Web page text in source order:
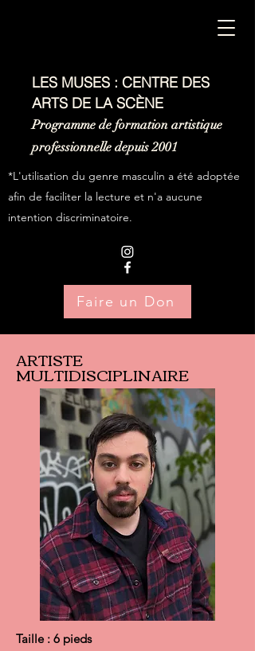
LES MUSES : CENTRE DES
ARTS DE LA SCÈNE
Programme de formation artistique
professionnelle depuis 2001
*L'utilisation du genre masculin a été adoptée
afin de faciliter la lecture et n'a aucune
intention discriminatoire.
Faire un Don
ARTISTE
MULTIDISCIPLINAIRE
Taille : 6 pieds